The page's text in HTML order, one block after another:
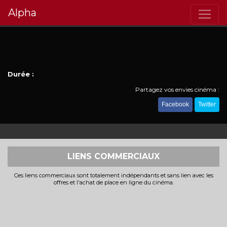
Alpha
Durée :
Partagez vos envies cinéma :
Facebook Twitter
LIENS COMMERCIAUX
Ces liens commerciaux sont totalement indépendants et sans lien avec les
offres et l'achat de place en ligne du cinéma.